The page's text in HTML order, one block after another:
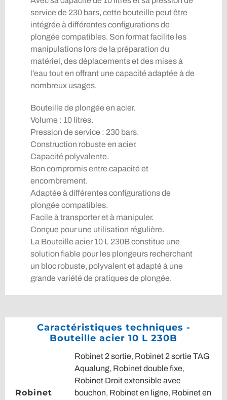
service de 230 bars, cette bouteille peut être
intégrée à différentes configurations de
plongée compatibles. Son format facilite les
manipulations lors de la préparation du
matériel, des déplacements et des mises à
l’eau tout en offrant une capacité adaptée à de
nombreux usages.
Bouteille de plongée en acier.
Volume : 10 litres.
Pression de service : 230 bars.
Construction robuste en acier.
Capacité polyvalente.
Bon compromis entre capacité et
encombrement.
Adaptée à différentes configurations de
plongée compatibles.
Facile à transporter et à manipuler.
Conçue pour une utilisation régulière.
La Bouteille acier 10 L 230B constitue une
solution fiable pour les plongeurs recherchant
un bloc robuste, polyvalent et adapté à une
grande variété de pratiques de plongée.
Caractéristiques techniques -
Bouteille acier 10 L 230B
Robinet
Robinet 2 sortie, Robinet 2 sortie TAG
Aqualung, Robinet double fixe,
Robinet Droit extensible avec
bouchon, Robinet en ligne, Robinet en